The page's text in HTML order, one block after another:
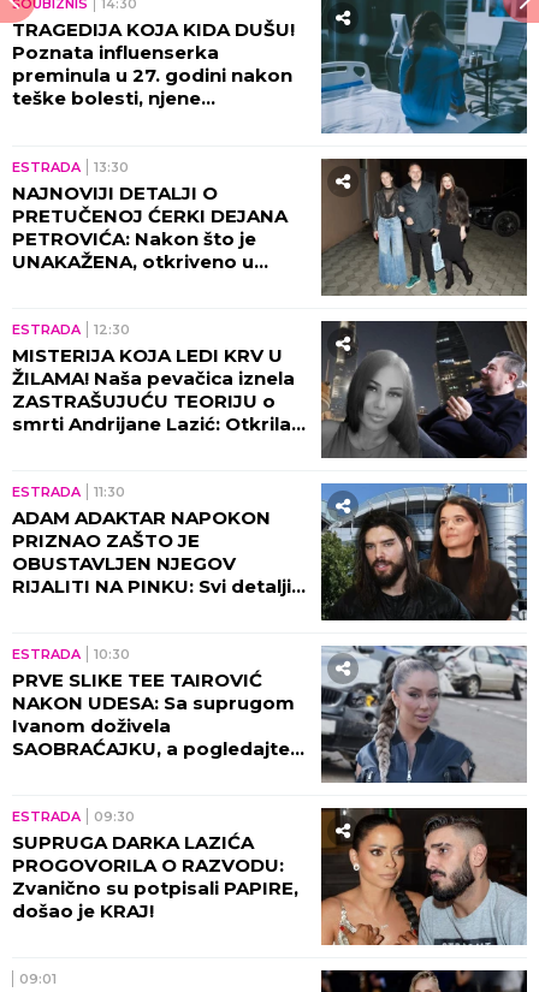
ŠOUBIZNIS 14:30
TRAGEDIJA KOJA KIDA DUŠU!
Poznata influenserka
preminula u 27. godini nakon
teške bolesti, njene
ESTRADA 13:30
NAJNOVIJI DETALJI O
PRETUČENOJ ĆERKI DEJANA
PETROVIĆA: Nakon što je
UNAKAŽENA, otkriveno u
ESTRADA 12:30
MISTERIJA KOJA LEDI KRV U
ŽILAMA! Naša pevačica iznela
ZASTRAŠUJUĆU TEORIJU o
smrti Andrijane Lazić: Otkrila
ESTRADA 11:30
ADAM ADAKTAR NAPOKON
PRIZNAO ZAŠTO JE
OBUSTAVLJEN NJEGOV
RIJALITI NA PINKU: Svi detalji
ESTRADA 10:30
PRVE SLIKE TEE TAIROVIĆ
NAKON UDESA: Sa suprugom
Ivanom doživela
SAOBRAĆAJKU, a pogledajte
ESTRADA 09:30
SUPRUGA DARKA LAZIĆA
PROGOVORILA O RAZVODU:
Zvanično su potpisali PAPIRE,
došao je KRAJ!
09:01